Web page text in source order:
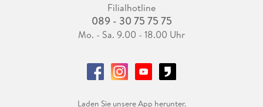
Filialhotline
089 - 30 75 75 75
Mo. - Sa. 9.00 - 18.00 Uhr
Laden Sie unsere App herunter.